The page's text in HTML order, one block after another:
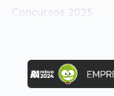
Concursos 2025
Concurso Ibama
Concurso MPU